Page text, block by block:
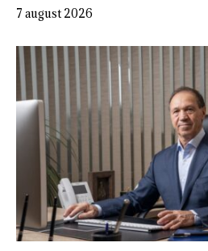
7 august 2026